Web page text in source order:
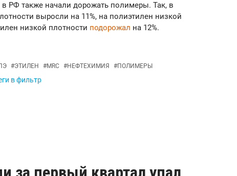
РФ также начали дорожать полимеры. Так, в
выросли на 11%, на полиэтилен низкой
низкой плотности подорожал на 12%.
#ЭТИЛЕН #MRC #НЕФТЕХИМИЯ #ПОЛИМЕРЫ
в фильтр